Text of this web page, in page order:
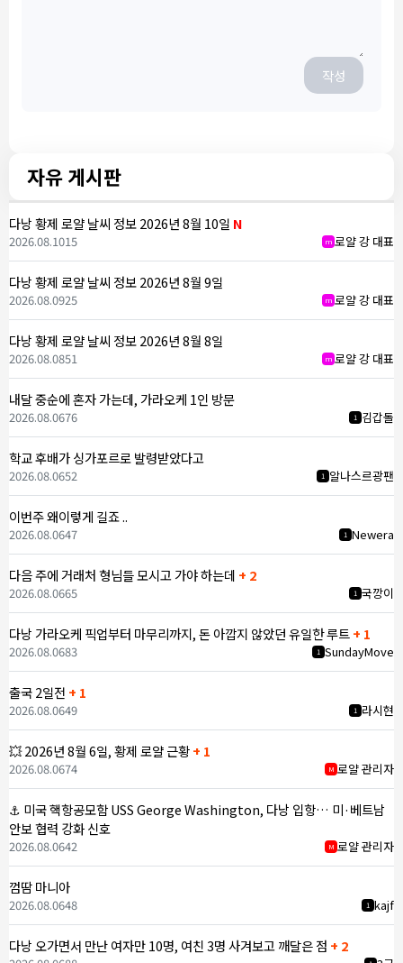
작성
자유 게시판
다낭 황제 로얄 날씨 정보 2026년 8월 10일 N
m 로얄 강 대표
2026.08.1015
다낭 황제 로얄 날씨 정보 2026년 8월 9일
m 로얄 강 대표
2026.08.0925
다낭 황제 로얄 날씨 정보 2026년 8월 8일
m 로얄 강 대표
2026.08.0851
내달 중순에 혼자 가는데, 가라오케 1인 방문
1 김갑돌
2026.08.0676
학교 후배가 싱가포르로 발령받았다고
1 알나스르광팬
2026.08.0652
이번주 왜이렇게 길죠 ..
1 Newera
2026.08.0647
다음 주에 거래처 형님들 모시고 가야 하는데 + 2
1 국깡이
2026.08.0665
다낭 가라오케 픽업부터 마무리까지, 돈 아깝지 않았던 유일한 루트+ 1
1 SundayMove
2026.08.0683
출국 2일전 + 1
1 라시현
2026.08.0649
💥 2026년 8월 6일, 황제 로얄 근황+ 1
M 로얄 관리자
2026.08.0674
⚓ 미국 핵항공모함 USS George Washington, 다낭 입항… 미·베트남
안보 협력 강화 신호
M 로얄 관리자
2026.08.0642
껌땀 마니아
1 kajf
2026.08.0648
다낭 오가면서 만난 여자만 10명, 여친 3명 사겨보고 깨달은 점 + 2